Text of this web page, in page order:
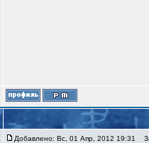
Добавлено: Вс, 01 Апр, 2012 19:31